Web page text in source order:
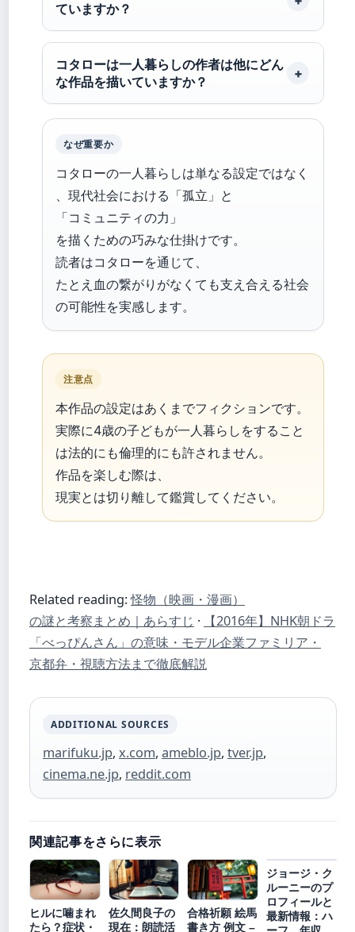
ていますか？
コタローは一人暮らしの作者は他にどん
な作品を描いていますか？
なぜ重要か
コタローの一人暮らしは単なる設定ではなく
、現代社会における「孤立」と
「コミュニティの力」
を描くための巧みな仕掛けです。
読者はコタローを通じて、
たとえ血の繋がりがなくても支え合える社会
の可能性を実感します。
注意点
本作品の設定はあくまでフィクションです。
実際に4歳の子どもが一人暮らしをすること
は法的にも倫理的にも許されません。
作品を楽しむ際は、
現実とは切り離して鑑賞してください。
Related reading:怪物（映画・漫画）
の謎と考察まとめ｜あらすじ ·
【2016年】NHK朝ドラ
「べっぴんさん」の意味・モデル企業ファミリア・
京都弁・視聴方法まで徹底解説
ADDITIONAL SOURCES
marifuku.jp, x.com, ameblo.jp, tver.jp,
cinema.ne.jp, reddit.com
関連記事をさらに表示
ヒルに噛まれ
たら？症状・
佐久間良子の
現在：朗読活
合格祈願 絵馬
書き方 例文 –
ジョージ・ク
ルーニーのプ
ロフィールと
最新情報：ハ